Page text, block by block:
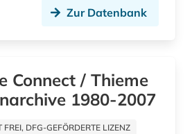
Zur Datenbank
/ Thieme
1980-2007
DFG-GEFÖRDERTE LIZENZ